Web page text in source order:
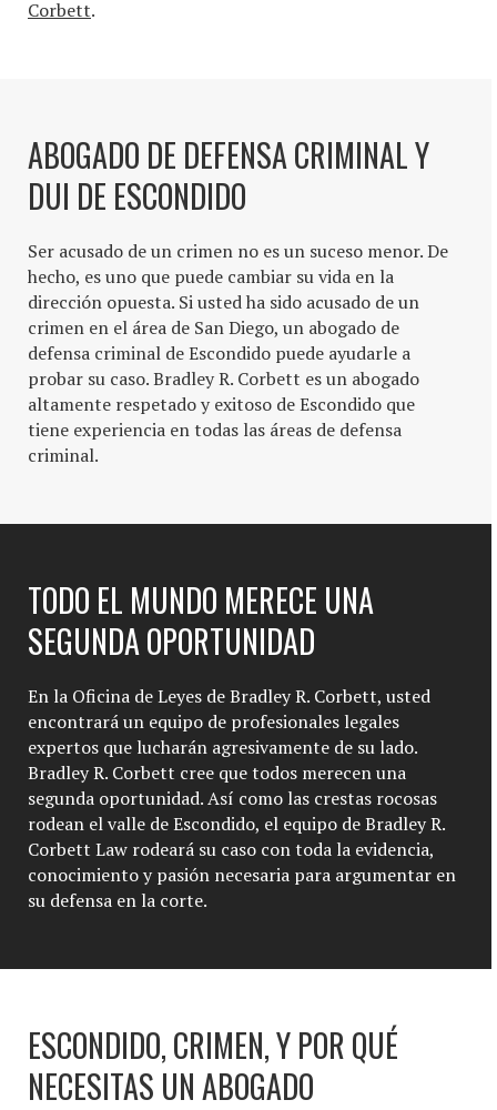
Corbett.
ABOGADO DE DEFENSA CRIMINAL Y
DUI DE ESCONDIDO
Ser acusado de un crimen no es un suceso menor. De
hecho, es uno que puede cambiar su vida en la
dirección opuesta. Si usted ha sido acusado de un
crimen en el área de San Diego, un abogado de
defensa criminal de Escondido puede ayudarle a
probar su caso. Bradley R. Corbett es un abogado
altamente respetado y exitoso de Escondido que
tiene experiencia en todas las áreas de defensa
criminal.
TODO EL MUNDO MERECE UNA
SEGUNDA OPORTUNIDAD
En la Oficina de Leyes de Bradley R. Corbett, usted
encontrará un equipo de profesionales legales
expertos que lucharán agresivamente de su lado.
Bradley R. Corbett cree que todos merecen una
segunda oportunidad. Así como las crestas rocosas
rodean el valle de Escondido, el equipo de Bradley R.
Corbett Law rodeará su caso con toda la evidencia,
conocimiento y pasión necesaria para argumentar en
su defensa en la corte.
ESCONDIDO, CRIMEN, Y POR QUÉ
NECESITAS UN ABOGADO